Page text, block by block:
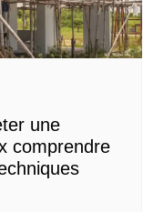
une
comprendre